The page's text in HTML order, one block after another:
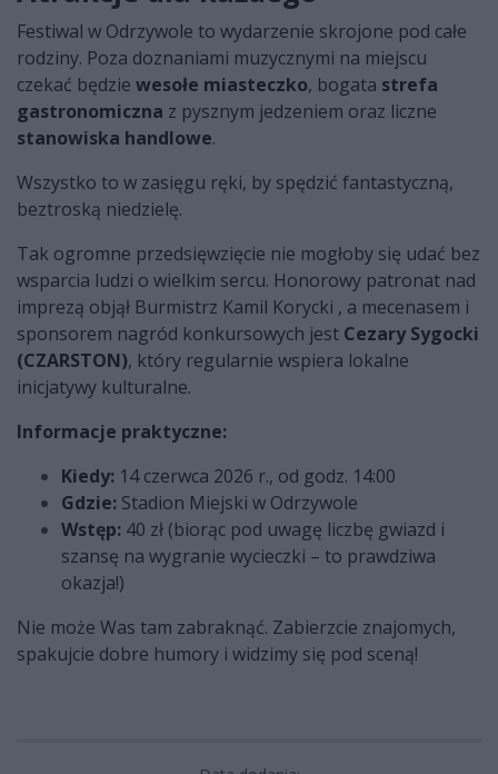
Festiwal w Odrzywole to wydarzenie skrojone pod całe
rodziny. Poza doznaniami muzycznymi na miejscu
czekać będzie wesołe miasteczko, bogata strefa
gastronomiczna z pysznym jedzeniem oraz liczne
stanowiska handlowe.
Wszystko to w zasięgu ręki, by spędzić fantastyczną,
beztroską niedzielę.
Tak ogromne przedsięwzięcie nie mogłoby się udać bez
wsparcia ludzi o wielkim sercu. Honorowy patronat nad
imprezą objął Burmistrz Kamil Korycki , a mecenasem i
sponsorem nagród konkursowych jest Cezary Sygocki
(CZARSTON), który regularnie wspiera lokalne
inicjatywy kulturalne.
Informacje praktyczne:
Kiedy: 14 czerwca 2026 r., od godz. 14:00
Gdzie: Stadion Miejski w Odrzywole
Wstęp: 40 zł (biorąc pod uwagę liczbę gwiazd i
szansę na wygranie wycieczki – to prawdziwa
okazja!)
Nie może Was tam zabraknąć. Zabierzcie znajomych,
spakujcie dobre humory i widzimy się pod sceną!